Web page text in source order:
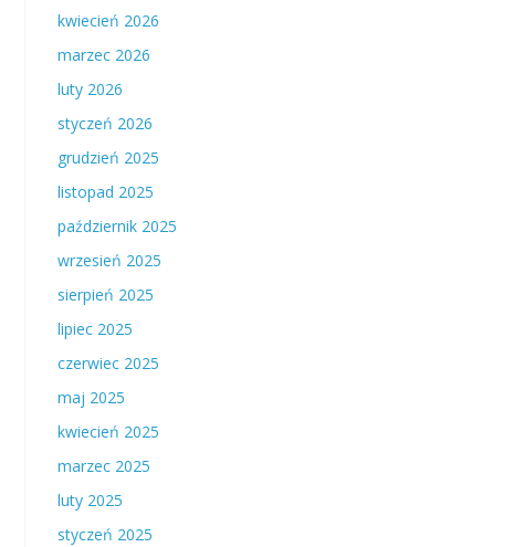
kwiecień 2026
marzec 2026
luty 2026
styczeń 2026
grudzień 2025
listopad 2025
październik 2025
wrzesień 2025
sierpień 2025
lipiec 2025
czerwiec 2025
maj 2025
kwiecień 2025
marzec 2025
luty 2025
styczeń 2025